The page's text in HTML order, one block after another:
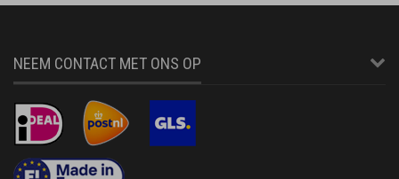
NEEM CONTACT MET ONS OP